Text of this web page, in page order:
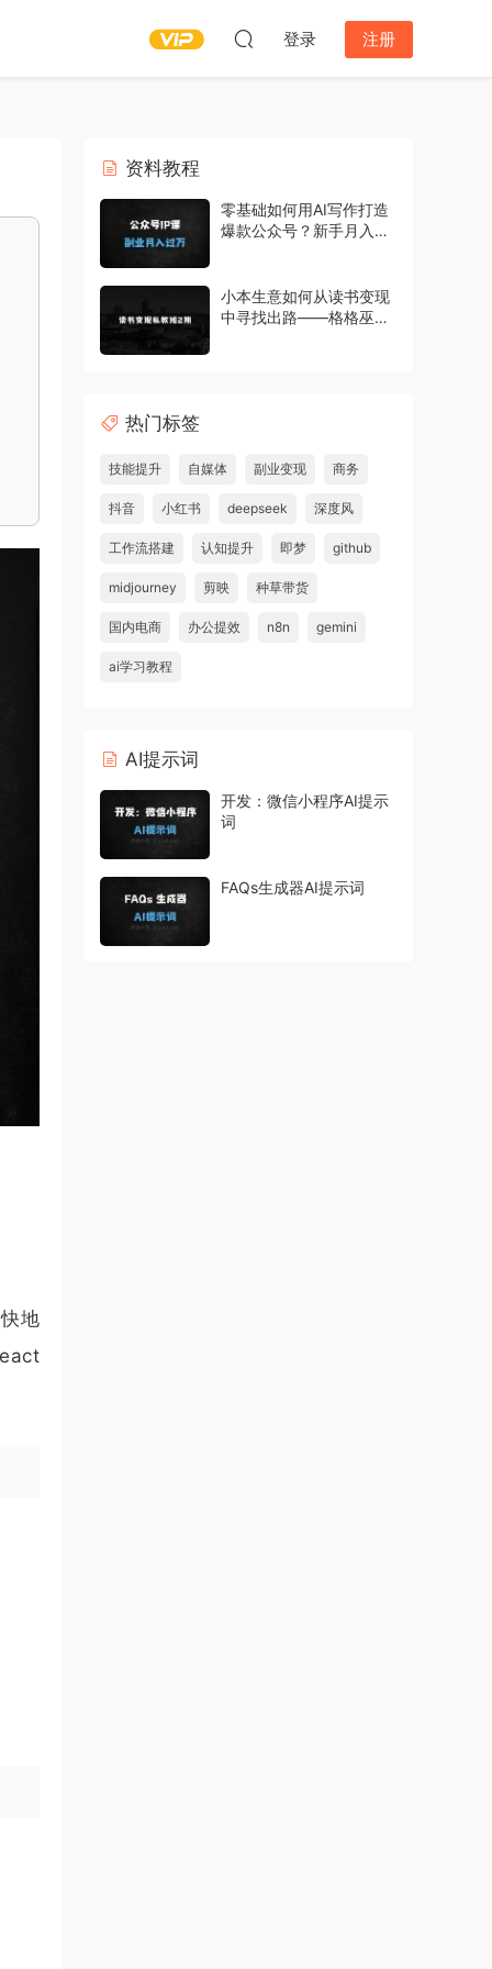
登录 注册
地
资料教程
零基础如何用AI写作打造
爆款公众号？新手月入过
小本生意如何从读书变现
中寻找出路——格格巫的
热门标签
技能提升 自媒体 副业变现 商务
抖音 小红书 deepseek 深度风
工作流搭建 认知提升 即梦 github
midjourney 剪映 种草带货
国内电商 办公提效 n8n gemini
ai学习教程
AI提示词
开发：微信小程序AI提示
词
FAQs生成器AI提示词